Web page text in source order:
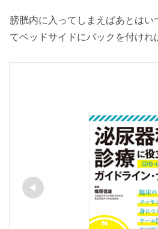
膀胱内に入ってしまえばあとはい
てベッドサイドにバックを付けれ